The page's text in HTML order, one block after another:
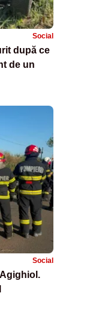
Social
după ce
de un
Social